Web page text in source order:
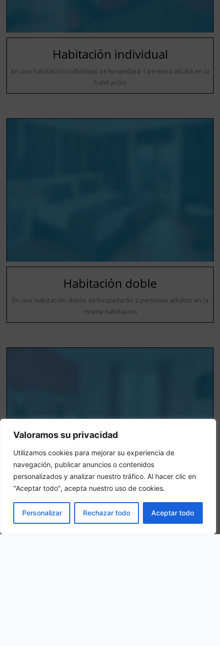
Valoramos su privacidad
Utilizamos cookies para mejorar su experiencia de
navegación, publicar anuncios o contenidos
personalizados y analizar nuestro tráfico. Al hacer clic en
"Aceptar todo", acepta nuestro uso de cookies.
Personalizar Rechazar todo Aceptar todo
Habitación individual
En una habitación individual, se hospedará 1 persona adulta en la
habitación
Habitación doble
En una habitación doble, se hospedarán 2 personas adultas en la
misma habitación
Habitacion TripleRESERVAR